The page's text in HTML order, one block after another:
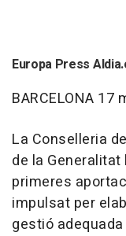
Europa Press
BARCELONA 17
La Conselleria
de la
primeres
impulsat per
gestió